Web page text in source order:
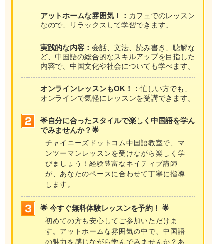
アットホームな雰囲気！： カフェでのレッスン
なので、リラックスして学習できます。
実践的な内容： 会話、文法、読み書き、聴解な
ど、中国語の総合的なスキルアップを目指した
内容で、中国文化や社会についても学べます。
オンラインレッスンもOK！：忙しい方でも、
オンラインで気軽にレッスンを受講できます。
🌟自分に合ったスタイルで楽しく中国語を学ん
でみませんか？🌟
チャイニーズドットコム中国語教室で、マ
ンツーマンレッスンを受けながら楽しく学
びましょう！経験豊富なネイティブ講師
が、あなたのペースに合わせて丁寧に指導
します。
🌟 今すぐ無料体験レッスンを予約！ 🌟
初めての方も安心してご参加いただけま
す。アットホームな雰囲気の中で、中国語
の魅力を感じながら学んでみませんか？あ